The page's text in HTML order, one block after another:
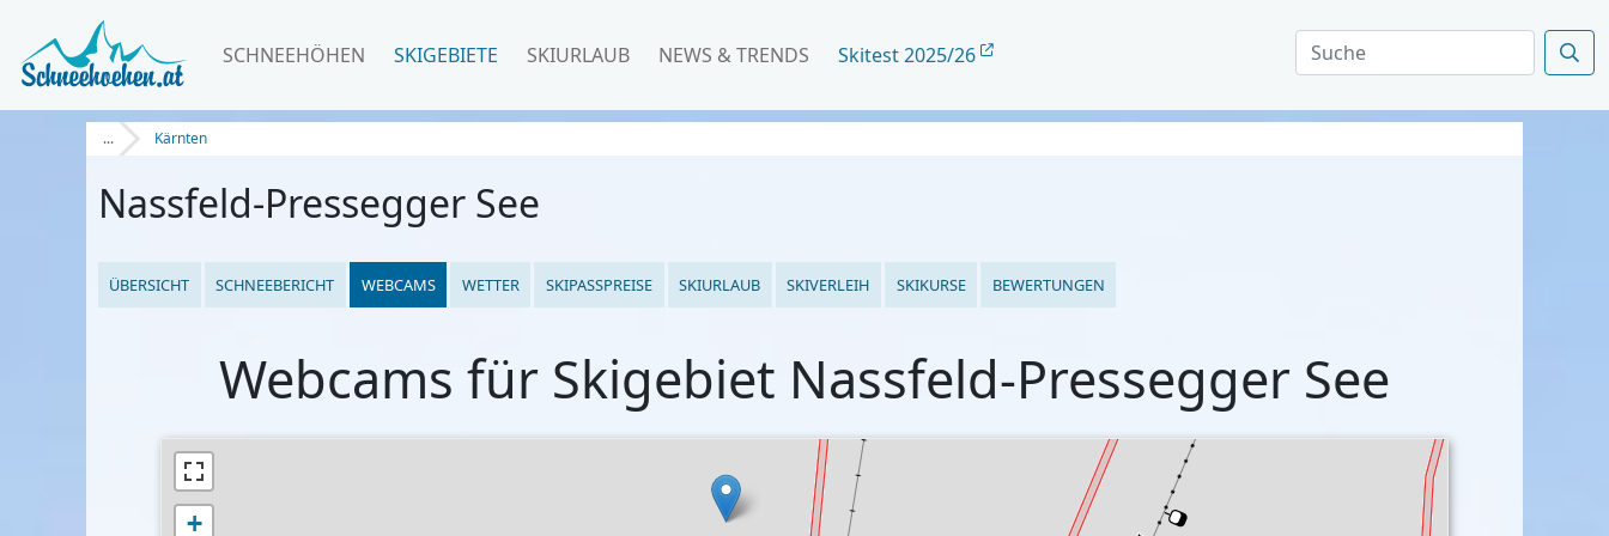
SCHNEEHÖHEN SKIGEBIETE SKIURLAUB NEWS & TRENDS Skitest 2025/26
... Kärnten
Nassfeld-Pressegger See
ÜBERSICHT SCHNEEBERICHT WEBCAMS WETTER SKIPASSPREISE SKIURLAUB SKIVERLEIH SKIKURSE BEWERTUNGEN
Webcams für Skigebiet Nassfeld-Pressegger See
+